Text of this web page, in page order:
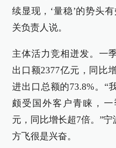
续显现，‘量稳’的势头
关负责人说。
主体活力竞相迸发。一
出口额2377亿元，同比
进出口总额的73.8%。“
颇受国外客户青睐，
元，同比增长超7倍。”
方飞很是兴奋。